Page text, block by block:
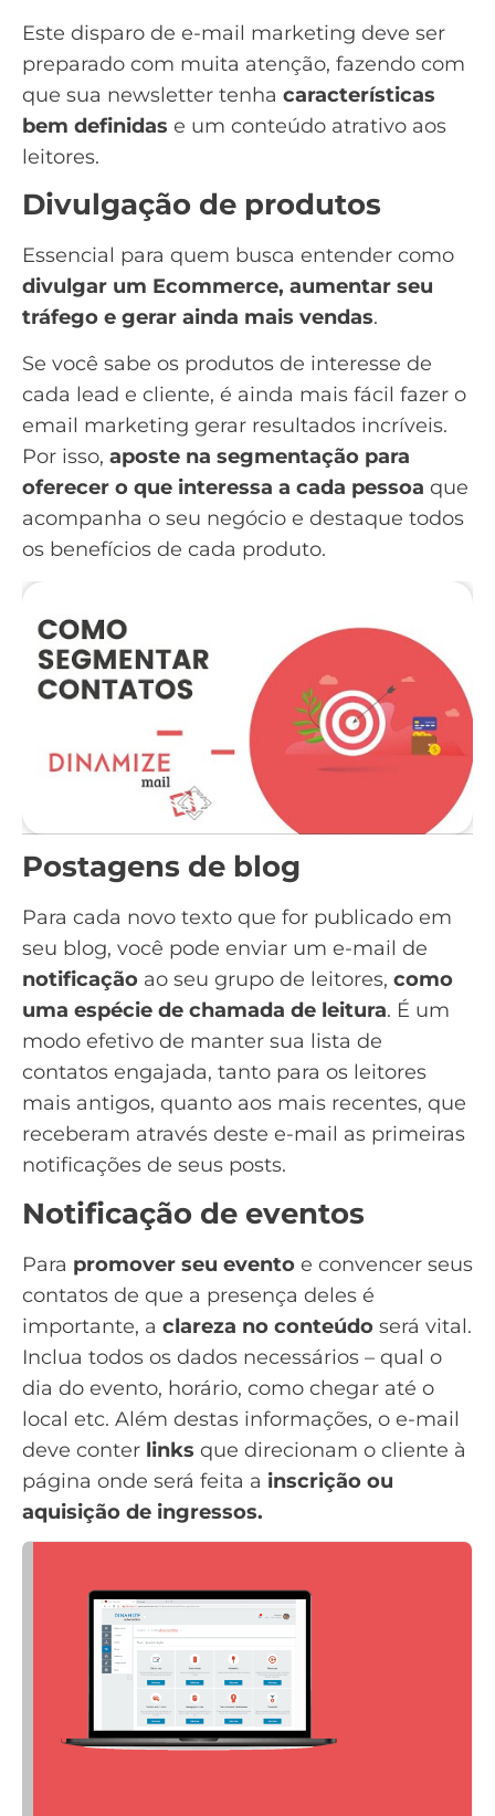
Este disparo de e-mail marketing deve ser
preparado com muita atenção, fazendo com
que sua newsletter tenha características
bem definidas e um conteúdo atrativo aos
leitores.
Divulgação de produtos
Essencial para quem busca entender como
divulgar um Ecommerce, aumentar seu
tráfego e gerar ainda mais vendas.
Se você sabe os produtos de interesse de
cada lead e cliente, é ainda mais fácil fazer o
email marketing gerar resultados incríveis.
Por isso, aposte na segmentação para
oferecer o que interessa a cada pessoa que
acompanha o seu negócio e destaque todos
os benefícios de cada produto.
Postagens de blog
Para cada novo texto que for publicado em
seu blog, você pode enviar um e-mail de
notificação ao seu grupo de leitores, como
uma espécie de chamada de leitura. É um
modo efetivo de manter sua lista de
contatos engajada, tanto para os leitores
mais antigos, quanto aos mais recentes, que
receberam através deste e-mail as primeiras
notificações de seus posts.
Notificação de eventos
Para promover seu evento e convencer seus
contatos de que a presença deles é
importante, a clareza no conteúdo será vital.
Inclua todos os dados necessários – qual o
dia do evento, horário, como chegar até o
local etc. Além destas informações, o e-mail
deve conter links que direcionam o cliente à
página onde será feita a inscrição ou
aquisição de ingressos.